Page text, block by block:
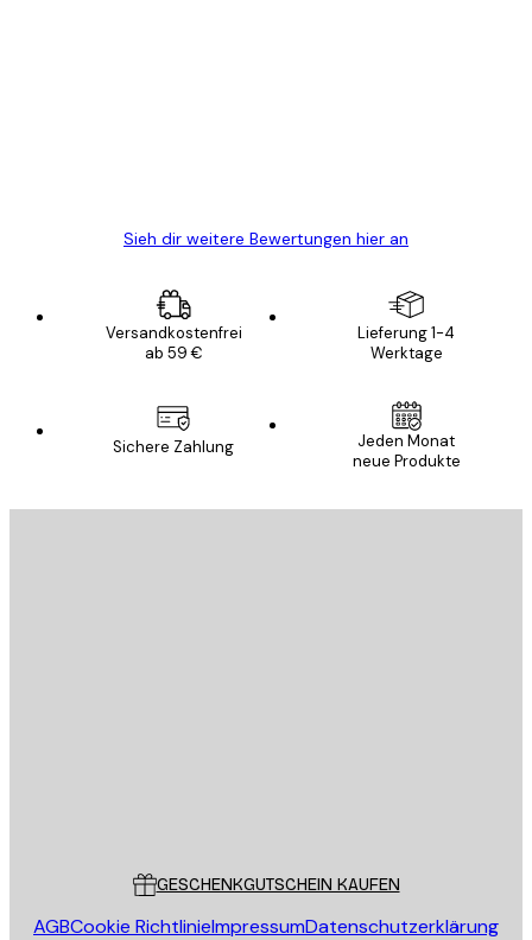
Sieh dir weitere Bewertungen hier an
Versandkostenfrei
ab 59 €
Lieferung 1-4
Werktage
Sichere Zahlung
Jeden Monat
neue Produkte
GESCHENKGUTSCHEIN KAUFEN
AGBCookie RichtlinieImpressumDatenschutzerklärung